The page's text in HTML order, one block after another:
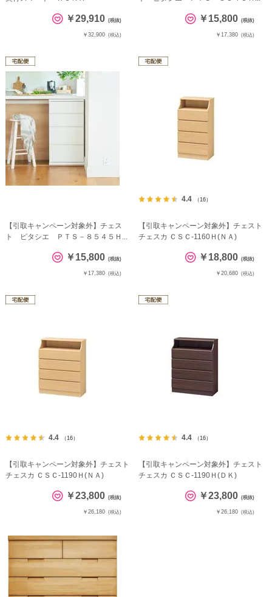
￥29,910 (税抜)
￥32,900 (税込)
￥15,800 (税抜)
￥17,380 (税込)
【引取キャンペーン対象外】チェス
ト ピタシエ ＰＴＳ－８５４５Ｈ...
￥15,800 (税抜)
￥17,380 (税込)
4.4 （16）
【引取キャンペーン対象外】チェスト
チェスカ ＣＳＣ-1160Ｈ(ＮＡ)
￥18,800 (税抜)
￥20,680 (税込)
4.4 （16）
【引取キャンペーン対象外】チェスト
チェスカ ＣＳＣ-1190Ｈ(ＮＡ)
￥23,800 (税抜)
￥26,180 (税込)
4.4 （16）
【引取キャンペーン対象外】チェスト
チェスカ ＣＳＣ-1190Ｈ(ＤＫ)
￥23,800 (税抜)
￥26,180 (税込)